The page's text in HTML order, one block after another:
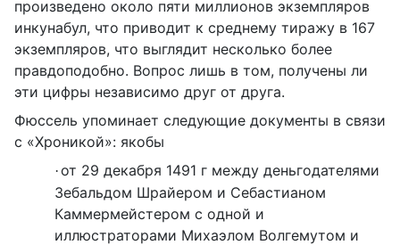
произведено около пяти миллионов экземпляров
инкунабул, что приводит к среднему тиражу в 167
экземпляров, что выглядит несколько более
правдоподобно. Вопрос лишь в том, получены ли
эти цифры независимо друг от друга.
Фюссель упоминает следующие документы в связи
с «Хроникой»: якобы
·от 29 декабря 1491 г между деньгодателями
Зебальдом Шрайером и Себастианом
Каммермейстером с одной и
иллюстраторами Михаэлом Волгемутом и